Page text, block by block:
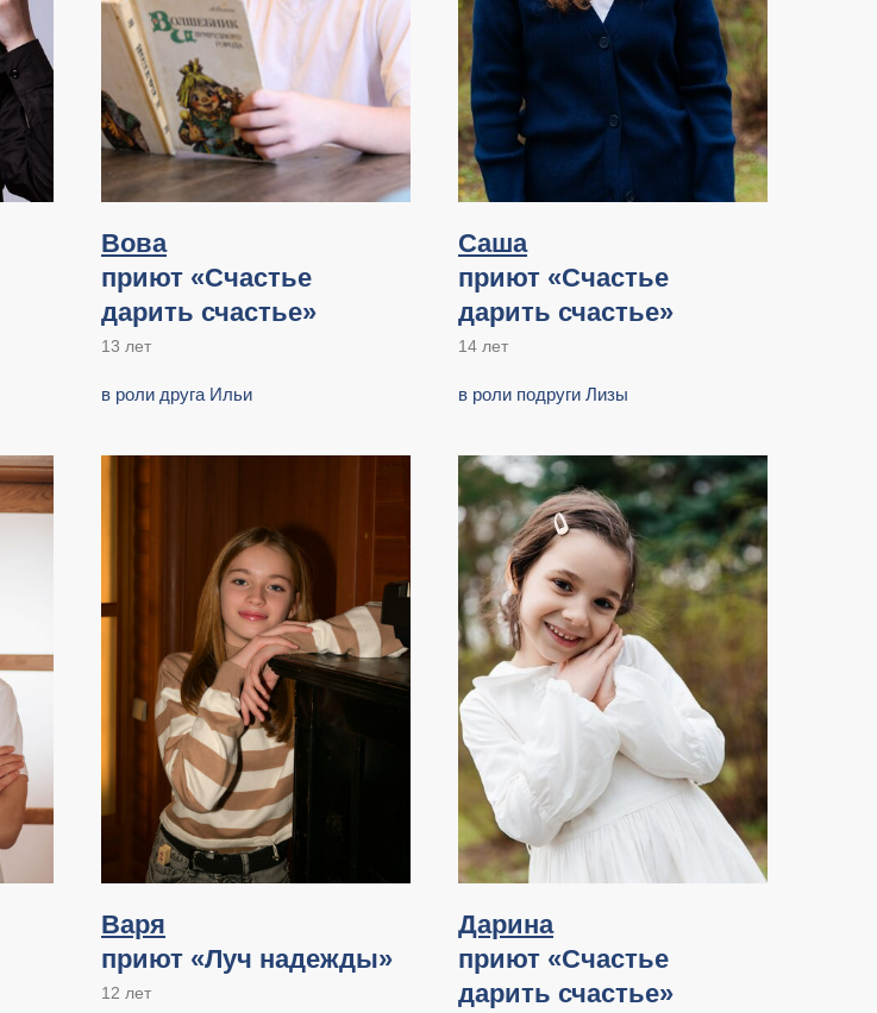
Вова
приют «Счастье
дарить счастье»
13 лет
в роли друга Ильи
Саша
приют «Счастье
дарить счастье»
14 лет
в роли подруги Лизы
Варя
приют «Луч надежды»
12 лет
Дарина
приют «Счастье
дарить счастье»